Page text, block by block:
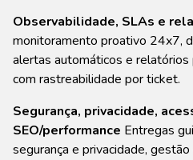
Observabilidade, SLAs e
monitoramento proativo 24x7,
alertas automáticos e
com rastreabilidade por ticket.
Segurança, privacidade,
SEO/performance Entregas
segurança e privacidade,